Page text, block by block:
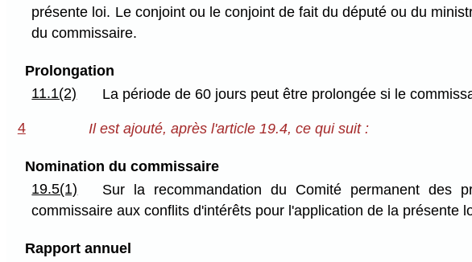
présente loi. Le conjoint ou le conjoint de fait du député ou du
du commissaire.
Prolongation
11.1(2)
La période de 60 jours peut être prolongée si le
4 Il est ajouté, après l'article 19.4, ce qui suit :
Nomination du commissaire
19.5(1)
Sur la recommandation du Comité permanent des
commissaire aux conflits d'intérêts pour l'application de la présente
Rapport annuel